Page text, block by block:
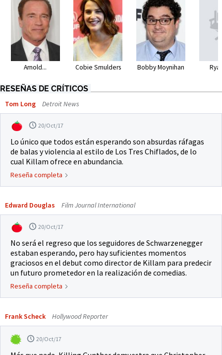
Arnold... Cobie Smulders Bobby Moynihan
RESEÑAS DE CRÍTICOS
Tom Long Detroit News
20/Oct/17
Lo único que todos están esperando son absurdas ráfagas
de balas y violencia al estilo de Los Tres Chiflados, de lo
cual Killam ofrece en abundancia.
Reseña completa
Edward Douglas Film Journal International
20/Oct/17
No será el regreso que los seguidores de Schwarzenegger
estaban esperando, pero hay suficientes momentos
graciosos en el debut como director de Killam para predecir
un futuro prometedor en la realización de comedias.
Reseña completa
Frank Scheck Hollywood Reporter
20/Oct/17